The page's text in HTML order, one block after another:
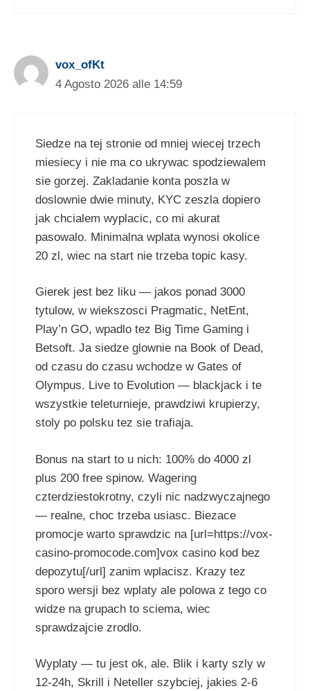
vox_ofKt
4 Agosto 2026 alle 14:59
Siedze na tej stronie od mniej wiecej trzech
miesiecy i nie ma co ukrywac spodziewalem
sie gorzej. Zakladanie konta poszla w
doslownie dwie minuty, KYC zeszla dopiero
jak chcialem wyplacic, co mi akurat
pasowalo. Minimalna wplata wynosi okolice
20 zl, wiec na start nie trzeba topic kasy.
Gierek jest bez liku — jakos ponad 3000
tytulow, w wiekszosci Pragmatic, NetEnt,
Play’n GO, wpadlo tez Big Time Gaming i
Betsoft. Ja siedze glownie na Book of Dead,
od czasu do czasu wchodze w Gates of
Olympus. Live to Evolution — blackjack i te
wszystkie teleturnieje, prawdziwi krupierzy,
stoly po polsku tez sie trafiaja.
Bonus na start to u nich: 100% do 4000 zl
plus 200 free spinow. Wagering
czterdziestokrotny, czyli nic nadzwyczajnego
— realne, choc trzeba usiasc. Biezace
promocje warto sprawdzic na [url=https://vox-
casino-promocode.com]vox casino kod bez
depozytu[/url] zanim wplacisz. Krazy tez
sporo wersji bez wplaty ale polowa z tego co
widze na grupach to sciema, wiec
sprawdzajcie zrodlo.
Wyplaty — tu jest ok, ale. Blik i karty szly w
12-24h, Skrill i Neteller szybciej, jakies 2-6